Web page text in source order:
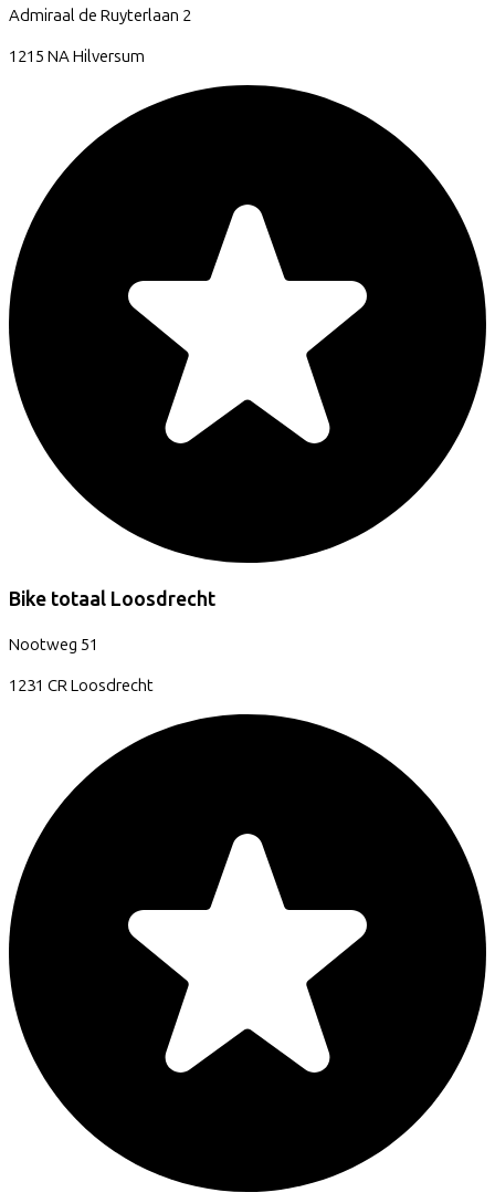
Admiraal de Ruyterlaan 2
1215 NA Hilversum
Bike totaal Loosdrecht
Nootweg 51
1231 CRLoosdrecht